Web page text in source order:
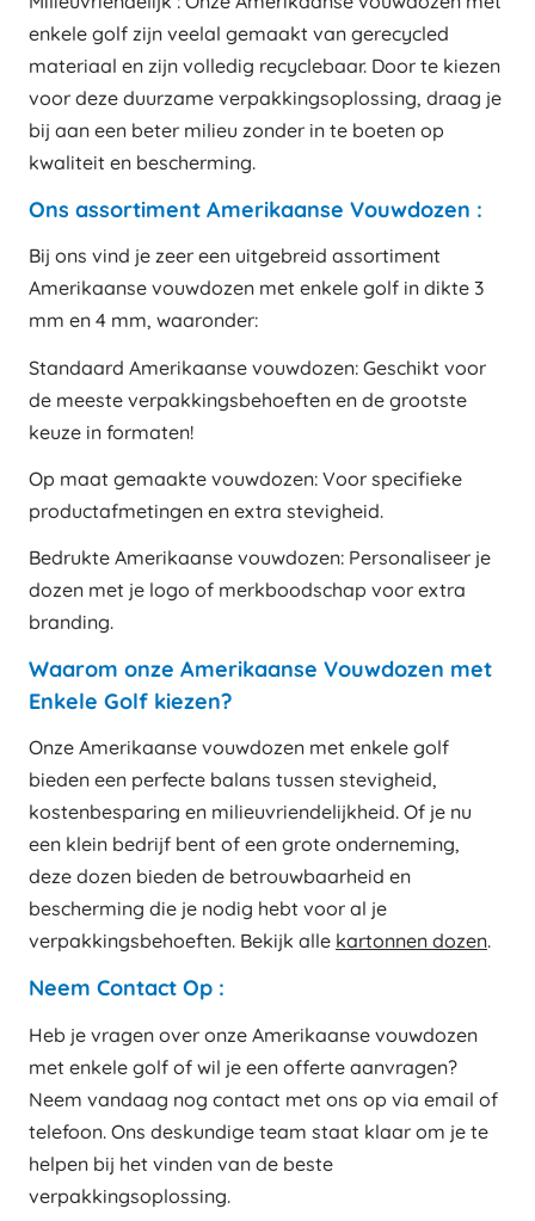
enkele golf zijn veelal gemaakt van gerecycled
materiaal en zijn volledig recyclebaar. Door te kiezen
voor deze duurzame verpakkingsoplossing, draag je
bij aan een beter milieu zonder in te boeten op
kwaliteit en bescherming.
Ons assortiment Amerikaanse Vouwdozen :
Bij ons vind je zeer een uitgebreid assortiment
Amerikaanse vouwdozen met enkele golf in dikte 3
mm en 4 mm, waaronder:
Standaard Amerikaanse vouwdozen: Geschikt voor
de meeste verpakkingsbehoeften en de grootste
keuze in formaten!
Op maat gemaakte vouwdozen: Voor specifieke
productafmetingen en extra stevigheid.
Bedrukte Amerikaanse vouwdozen: Personaliseer je
dozen met je logo of merkboodschap voor extra
branding.
Waarom onze Amerikaanse Vouwdozen met
Enkele Golf kiezen?
Onze Amerikaanse vouwdozen met enkele golf
bieden een perfecte balans tussen stevigheid,
kostenbesparing en milieuvriendelijkheid. Of je nu
een klein bedrijf bent of een grote onderneming,
deze dozen bieden de betrouwbaarheid en
bescherming die je nodig hebt voor al je
verpakkingsbehoeften. Bekijk alle kartonnen dozen.
Neem Contact Op :
Heb je vragen over onze Amerikaanse vouwdozen
met enkele golf of wil je een offerte aanvragen?
Neem vandaag nog contact met ons op via email of
telefoon. Ons deskundige team staat klaar om je te
helpen bij het vinden van de beste
verpakkingsoplossing.